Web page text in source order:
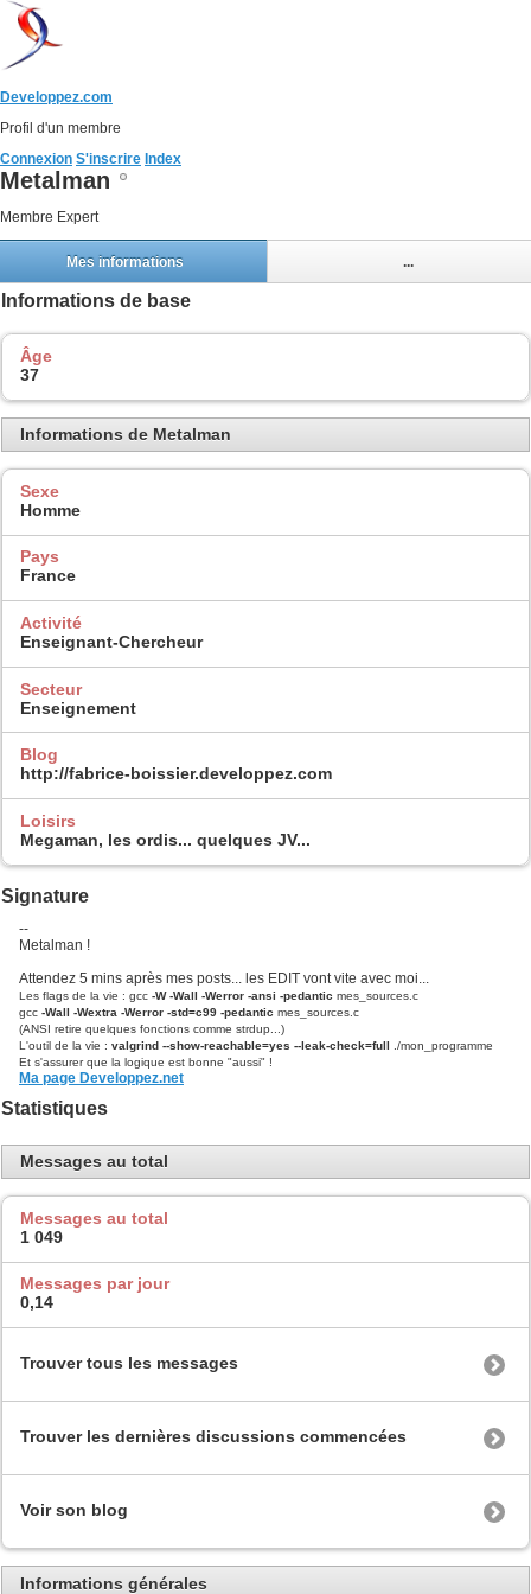
Developpez.com
Profil d'un membre
Connexion S'inscrire Index
Metalman
Membre Expert
Mes informations ...
Informations de base
Âge
37
Informations de Metalman
Sexe
Homme
Pays
France
Activité
Enseignant-Chercheur
Secteur
Enseignement
Blog
http://fabrice-boissier.developpez.com
Loisirs
Megaman, les ordis... quelques JV...
Signature
--
Metalman !
Attendez 5 mins après mes posts... les EDIT vont vite avec moi...
Les flags de la vie : gcc -W -Wall -Werror -ansi -pedantic mes_sources.c
gcc -Wall -Wextra -Werror -std=c99 -pedantic mes_sources.c
(ANSI retire quelques fonctions comme strdup...)
L'outil de la vie : valgrind --show-reachable=yes --leak-check=full ./mon_programme
Et s'assurer que la logique est bonne "aussi" !
Ma page Developpez.net
Statistiques
Messages au total
Messages au total
1 049
Messages par jour
0,14
Trouver tous les messages
Trouver les dernières discussions commencées
Voir son blog
Informations générales